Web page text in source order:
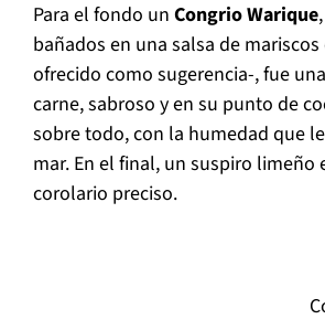
Para el fondo un Congrio Warique
bañados en una salsa de
ofrecido como sugerencia-, fue
carne, sabroso y en su punto de
sobre todo, con la humedad que
mar. En el final, un suspiro
corolario preciso.